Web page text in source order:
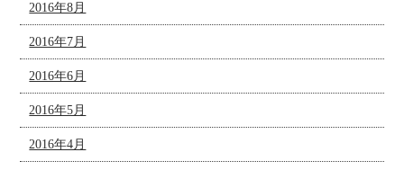
2016年8月
2016年7月
2016年6月
2016年5月
2016年4月